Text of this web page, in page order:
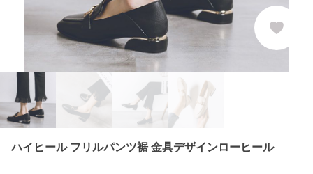
ハイヒール フリルパンツ裾 金具デザインローヒール